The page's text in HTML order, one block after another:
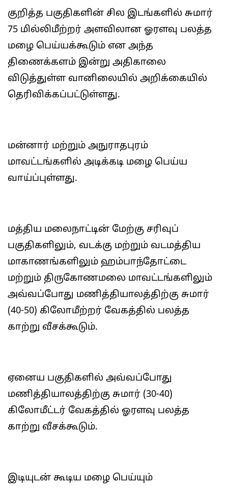
குறித்த பகுதிகளின் சில இடங்களில் சுமார்
75 மில்லிமீற்றர் அளவிலான ஓரளவு பலத்த
மழை பெய்யக்கூடும் என அந்த
திணைக்களம் இன்று அதிகாலை
விடுத்துள்ள வானிலையில் அறிக்கையில்
தெரிவிக்கப்பட்டுள்ளது.
மன்னார் மற்றும் அநுராதபுரம்
மாவட்டங்களில் அடிக்கடி மழை பெய்ய
வாய்ப்புள்ளது.
மத்திய மலைநாட்டின் மேற்கு சரிவுப்
பகுதிகளிலும், வடக்கு மற்றும் வடமத்திய
மாகாணங்களிலும் ஹம்பாந்தோட்டை
மற்றும் திருகோணமலை மாவட்டங்களிலும்
அவ்வப்போது மணித்தியாலத்திற்கு சுமார்
(40-50) கிலோமீற்றர் வேகத்தில் பலத்த
காற்று வீசக்கூடும்.
ஏனைய பகுதிகளில் அவ்வப்போது
மணித்தியாலத்திற்கு சுமார் (30-40)
கிலோமீட்டர் வேகத்தில் ஓரளவு பலத்த
காற்று வீசக்கூடும்.
இடியுடன் கூடிய மழை பெய்யும்